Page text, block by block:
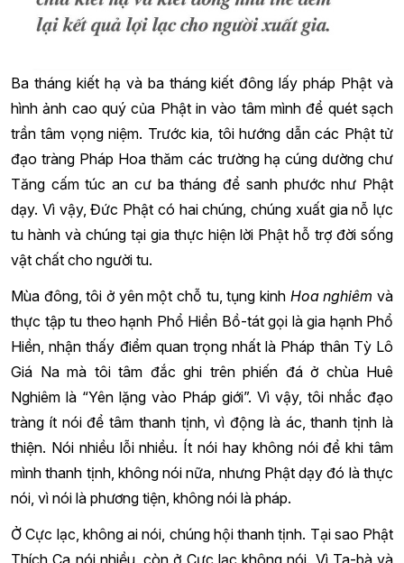
Ba tháng kiết hạ và ba tháng kiết đông lấy pháp Phật và
hình ảnh cao quý của Phật in vào tâm mình để quét sạch
trần tâm vọng niệm. Trước kia, tôi hướng dẫn các Phật tử
đạo tràng Pháp Hoa thăm các trường hạ cúng dường chư
Tăng cấm túc an cư ba tháng để sanh phước như Phật
dạy. Vì vậy, Đức Phật có hai chúng, chúng xuất gia nỗ lực
tu hành và chúng tại gia thực hiện lời Phật hỗ trợ đời sống
vật chất cho người tu.
Mùa đông, tôi ở yên một chỗ tu, tụng kinh Hoa nghiêmvà
thực tập tu theo hạnh Phổ Hiền Bồ-tát gọi là gia hạnh Phổ
Hiền, nhận thấy điểm quan trọng nhất là Pháp thân Tỳ Lô
Giá Na mà tôi tâm đắc ghi trên phiến đá ở chùa Huê
Nghiêm là “Yên lặng vào Pháp giới”. Vì vậy, tôi nhắc đạo
tràng ít nói để tâm thanh tịnh, vì động là ác, thanh tịnh là
thiện. Nói nhiều lỗi nhiều. Ít nói hay không nói để khi tâm
mình thanh tịnh, không nói nữa, nhưng Phật dạy đó là thực
nói, vì nói là phương tiện, không nói là pháp.
Ở Cực lạc, không ai nói, chúng hội thanh tịnh. Tại sao Phật
Thích Ca nói nhiều, còn ở Cực lạc không nói. Vì Ta-bà và